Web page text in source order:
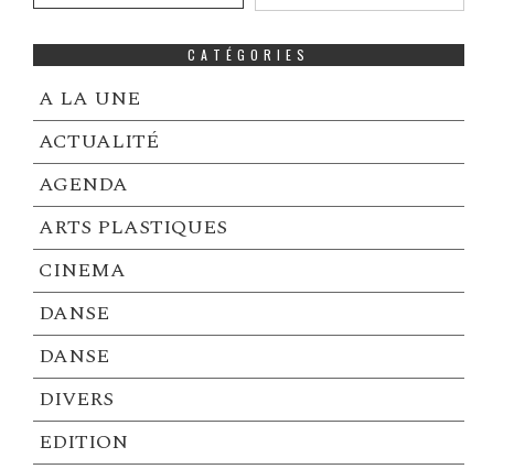
CATÉGORIES
A LA UNE
ACTUALITÉ
AGENDA
ARTS PLASTIQUES
CINEMA
DANSE
DANSE
DIVERS
EDITION